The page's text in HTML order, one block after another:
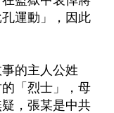
運動」，因此
的主人公姓
「烈士」，母
，張某是中共